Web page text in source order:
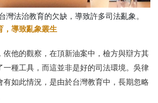
灣法治教育的欠缺，導致許多司法亂象。
，導致亂象叢生
依他的觀察，在頂新油案中，檢方與辯方其
一種工具，而這並非是好的司法環境。吳律
有如此情況，是由於台灣教育中，長期忽略